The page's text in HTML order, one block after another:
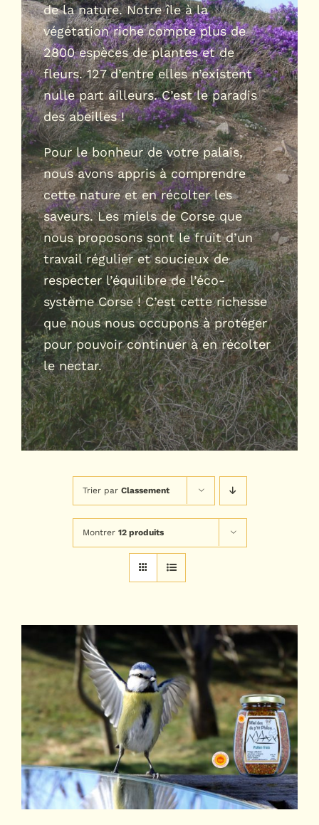
de la nature. Notre île à la
végétation riche compte plus de
2800 espèces de plantes et de
fleurs. 127 d’entre elles n’existent
nulle part ailleurs. C’est le paradis
des abeilles !
Pour le bonheur de votre palais,
nous avons appris à comprendre
cette nature et en récolter les
saveurs. Les miels de Corse que
nous proposons sont le fruit d’un
travail régulier et soucieux de
respecter l’équilibre de l’éco-
système Corse ! C’est cette richesse
que nous nous occupons à protéger
pour pouvoir continuer à en récolter
le nectar.
Trier par Classement
Montrer 12 produits
CHOIX DES OPTIONS
/
DÉTAILS